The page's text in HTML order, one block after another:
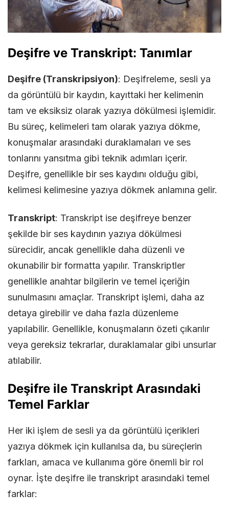
Deşifre ve Transkript: Tanımlar
Deşifre (Transkripsiyon): Deşifreleme, sesli ya
da görüntülü bir kaydın, kayıttaki her kelimenin
tam ve eksiksiz olarak yazıya dökülmesi işlemidir.
Bu süreç, kelimeleri tam olarak yazıya dökme,
konuşmalar arasındaki duraklamaları ve ses
tonlarını yansıtma gibi teknik adımları içerir.
Deşifre, genellikle bir ses kaydını olduğu gibi,
kelimesi kelimesine yazıya dökmek anlamına gelir.
Transkript: Transkript ise deşifreye benzer
şekilde bir ses kaydının yazıya dökülmesi
sürecidir, ancak genellikle daha düzenli ve
okunabilir bir formatta yapılır. Transkriptler
genellikle anahtar bilgilerin ve temel içeriğin
sunulmasını amaçlar. Transkript işlemi, daha az
detaya girebilir ve daha fazla düzenleme
yapılabilir. Genellikle, konuşmaların özeti çıkarılır
veya gereksiz tekrarlar, duraklamalar gibi unsurlar
atılabilir.
Deşifre ile Transkript Arasındaki
Temel Farklar
Her iki işlem de sesli ya da görüntülü içerikleri
yazıya dökmek için kullanılsa da, bu süreçlerin
farkları, amaca ve kullanıma göre önemli bir rol
oynar. İşte deşifre ile transkript arasındaki temel
farklar: